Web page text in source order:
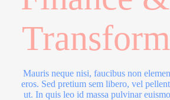
Mauris neque nisi, faucibus non
eros. Sed pretium sem libero, vel
ut. In quis leo id massa pulvinar